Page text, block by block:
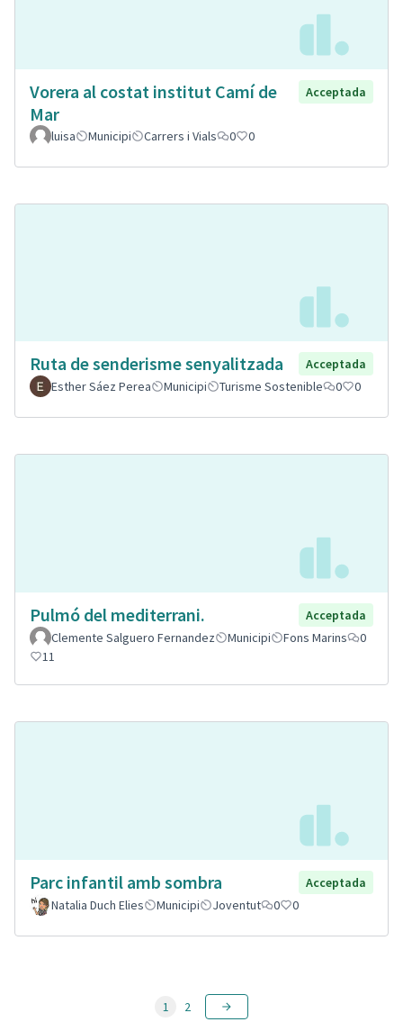
Vorera al costat institut Camí de
Mar
Acceptada
luisa Municipi Carrers i Vials 0 0
Ruta de senderisme senyalitzada
Acceptada
Esther Sáez Perea
Municipi Turisme Sostenible 0 0
Pulmó del mediterrani.
Acceptada
Clemente Salguero Fernandez
Municipi Fons Marins
0
11
Parc infantil amb sombra
Acceptada
Natalia Duch Elies
Municipi Joventut 0 0
1 2